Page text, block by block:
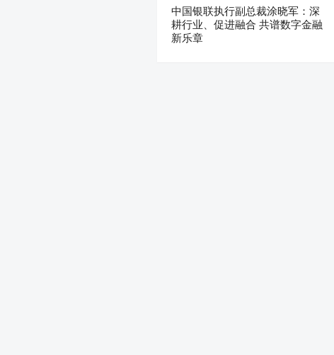
中国银联执行副总裁涂晓军：深
耕行业、促进融合 共谱数字金融
新乐章